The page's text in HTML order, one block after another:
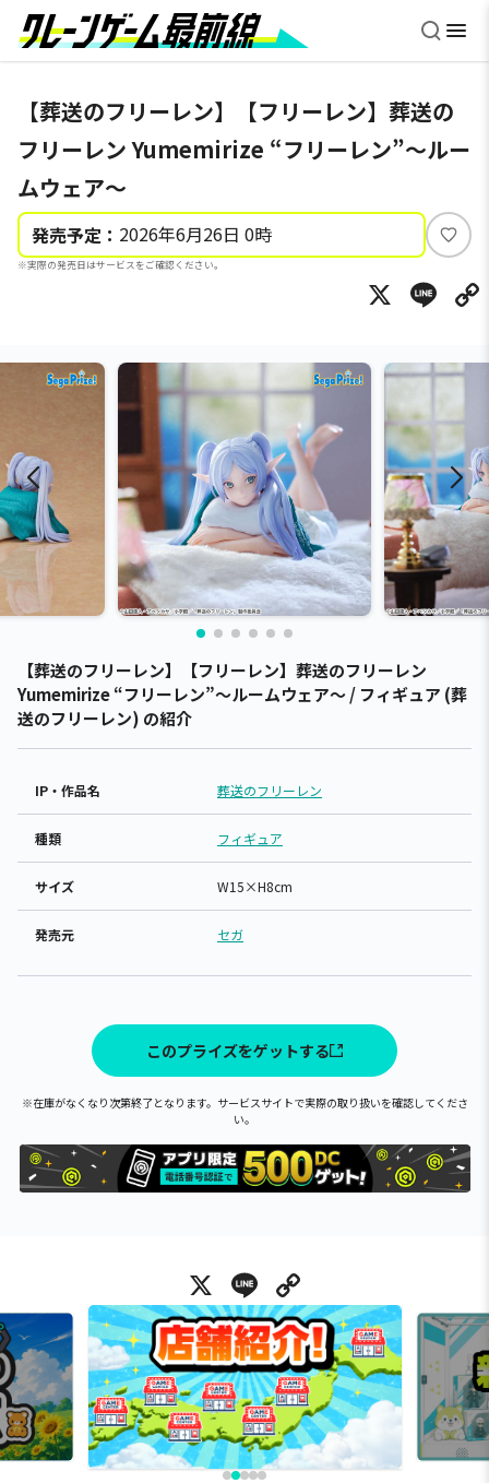
【葬送のフリーレン】【フリーレン】葬送の
フリーレン Yumemirize “フリーレン”～ルー
ムウェア～
発売予定： 2026年6月26日 0時
※実際の発売日はサービスをご確認ください。
い
ね
X
【葬送のフリーレン】【フリーレン】葬送のフリーレン
Yumemirize “フリーレン”～ルームウェア～ / フィギュア (葬
送のフリーレン) の紹介
IP・作品名 葬送のフリーレン
種類 フィギュア
サイズ W15×H8cm
発売元 セガ
このプライズをゲットする
※在庫がなくなり次第終了となります。サービスサイトで実際の取り扱いを確認してくださ
い。
X Line